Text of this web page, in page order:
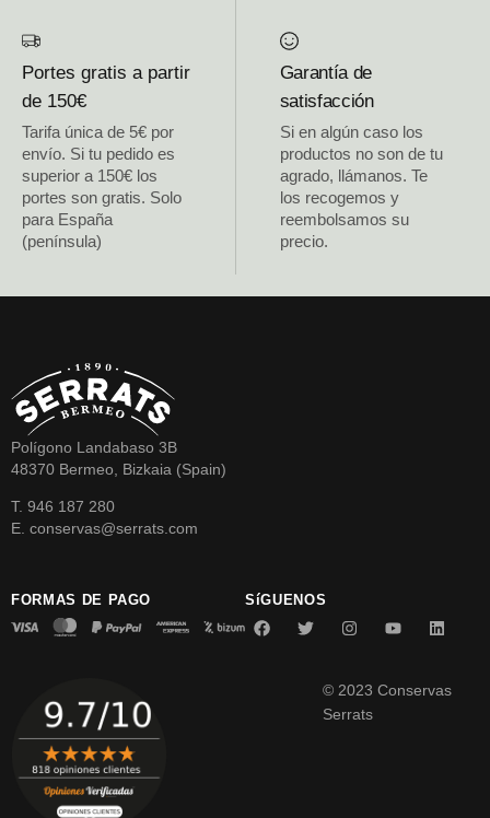
Portes gratis a partir
de 150€
Tarifa única de 5€ por
envío. Si tu pedido es
superior a 150€ los
portes son gratis. Solo
para España
(península)
Garantía de
satisfacción
Si en algún caso los
productos no son de tu
agrado, llámanos. Te
los recogemos y
reembolsamos su
precio.
Polígono Landabaso 3B
48370 Bermeo, Bizkaia (Spain)
T. 946 187 280
E. conservas@serrats.com
FORMAS DE PAGO SíGUENOS
© 2023 Conservas
Serrats